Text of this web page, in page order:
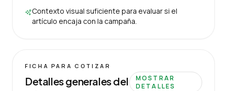
Contexto visual suficiente para evaluar si el
artículo encaja con la campaña.
FICHA PARA COTIZAR
Detalles generales del
MOSTRAR
DETALLES